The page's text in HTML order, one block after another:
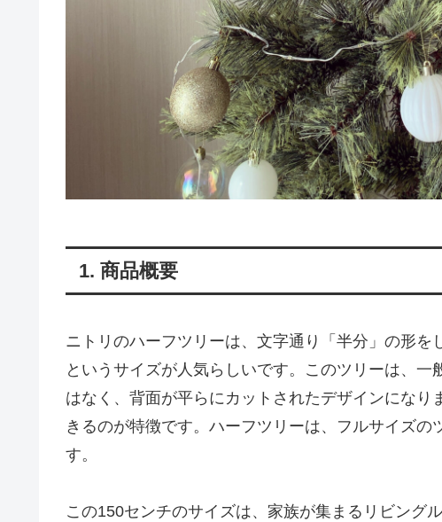
1. 商品概要
ニトリのハーフツリーは、文字通り「半分」の形を
というサイズが人気らしいです。このツリーは、
はなく、背面が平らにカットされたデザインにな
きるのが特徴です。ハーフツリーは、フルサイズ
す。
この150センチのサイズは、家族が集まるリビング